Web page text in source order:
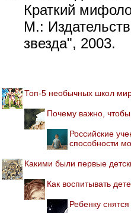
Краткий
М.:
звезда", 2003.
Топ-5 необычных школ
Почему важно,
Российские
способности
Какими были первые
Как воспитывать
Ребенку